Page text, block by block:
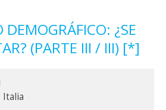
DEMOGRÁFICO: ¿SE
(PARTE III / III) [*]
Italia